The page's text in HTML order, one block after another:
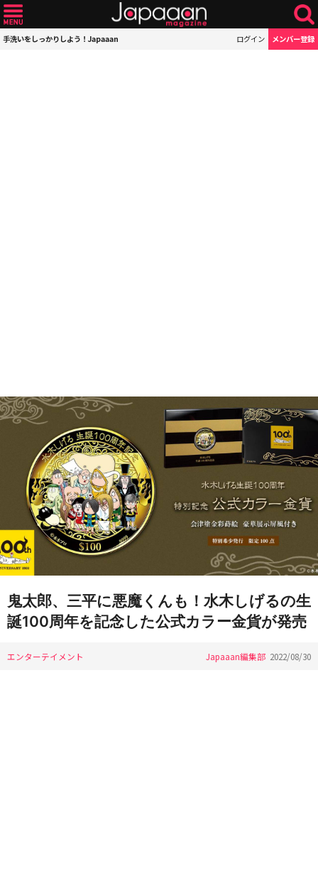
手洗いをしっかりしよう！Japaaan ログイン メンバー登録
鬼太郎、三平に悪魔くんも！水木しげるの生
誕100周年を記念した公式カラー金貨が発売
エンターテイメント Japaaan編集部 2022/08/30